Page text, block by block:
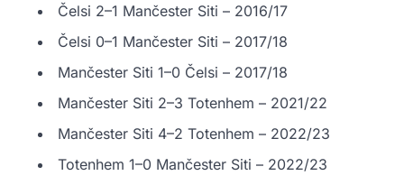
Čelsi 2–1 Mančester Siti – 2016/17
Čelsi 0–1 Mančester Siti – 2017/18
Mančester Siti 1–0 Čelsi – 2017/18
Mančester Siti 2–3 Totenhem – 2021/22
Mančester Siti 4–2 Totenhem – 2022/23
Totenhem 1–0 Mančester Siti – 2022/23